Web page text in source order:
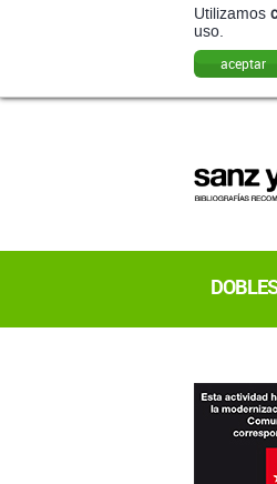
Utilizamos
uso.
aceptar